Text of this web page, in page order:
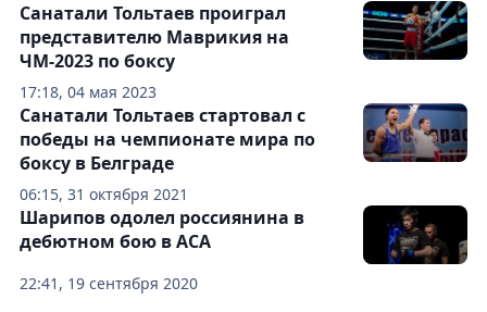
17:18, 04 мая 2023
Санатали Тольтаев проиграл
представителю Маврикия на
ЧМ-2023 по боксу
06:15, 31 октября 2021
Санатали Тольтаев стартовал с
победы на чемпионате мира по
боксу в Белграде
22:41, 19 сентября 2020
Шарипов одолел россиянина в
дебютном бою в АСА